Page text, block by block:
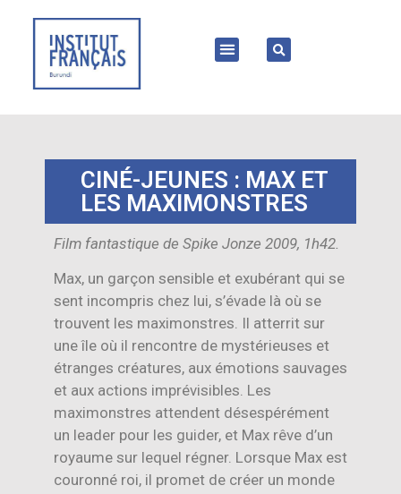
CINÉ-JEUNES : MAX ET
LES MAXIMONSTRES
Film fantastique de Spike Jonze 2009, 1h42.
Max, un garçon sensible et exubérant qui se
sent incompris chez lui, s’évade là où se
trouvent les maximonstres. Il atterrit sur
une île où il rencontre de mystérieuses et
étranges créatures, aux émotions sauvages
et aux actions imprévisibles. Les
maximonstres attendent désespérément
un leader pour les guider, et Max rêve d’un
royaume sur lequel régner. Lorsque Max est
couronné roi, il promet de créer un monde